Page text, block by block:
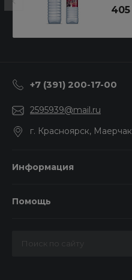
+7 (391) 200-17-00
2595939@mail.ru
г. Красноярск,
Информация
Помощь